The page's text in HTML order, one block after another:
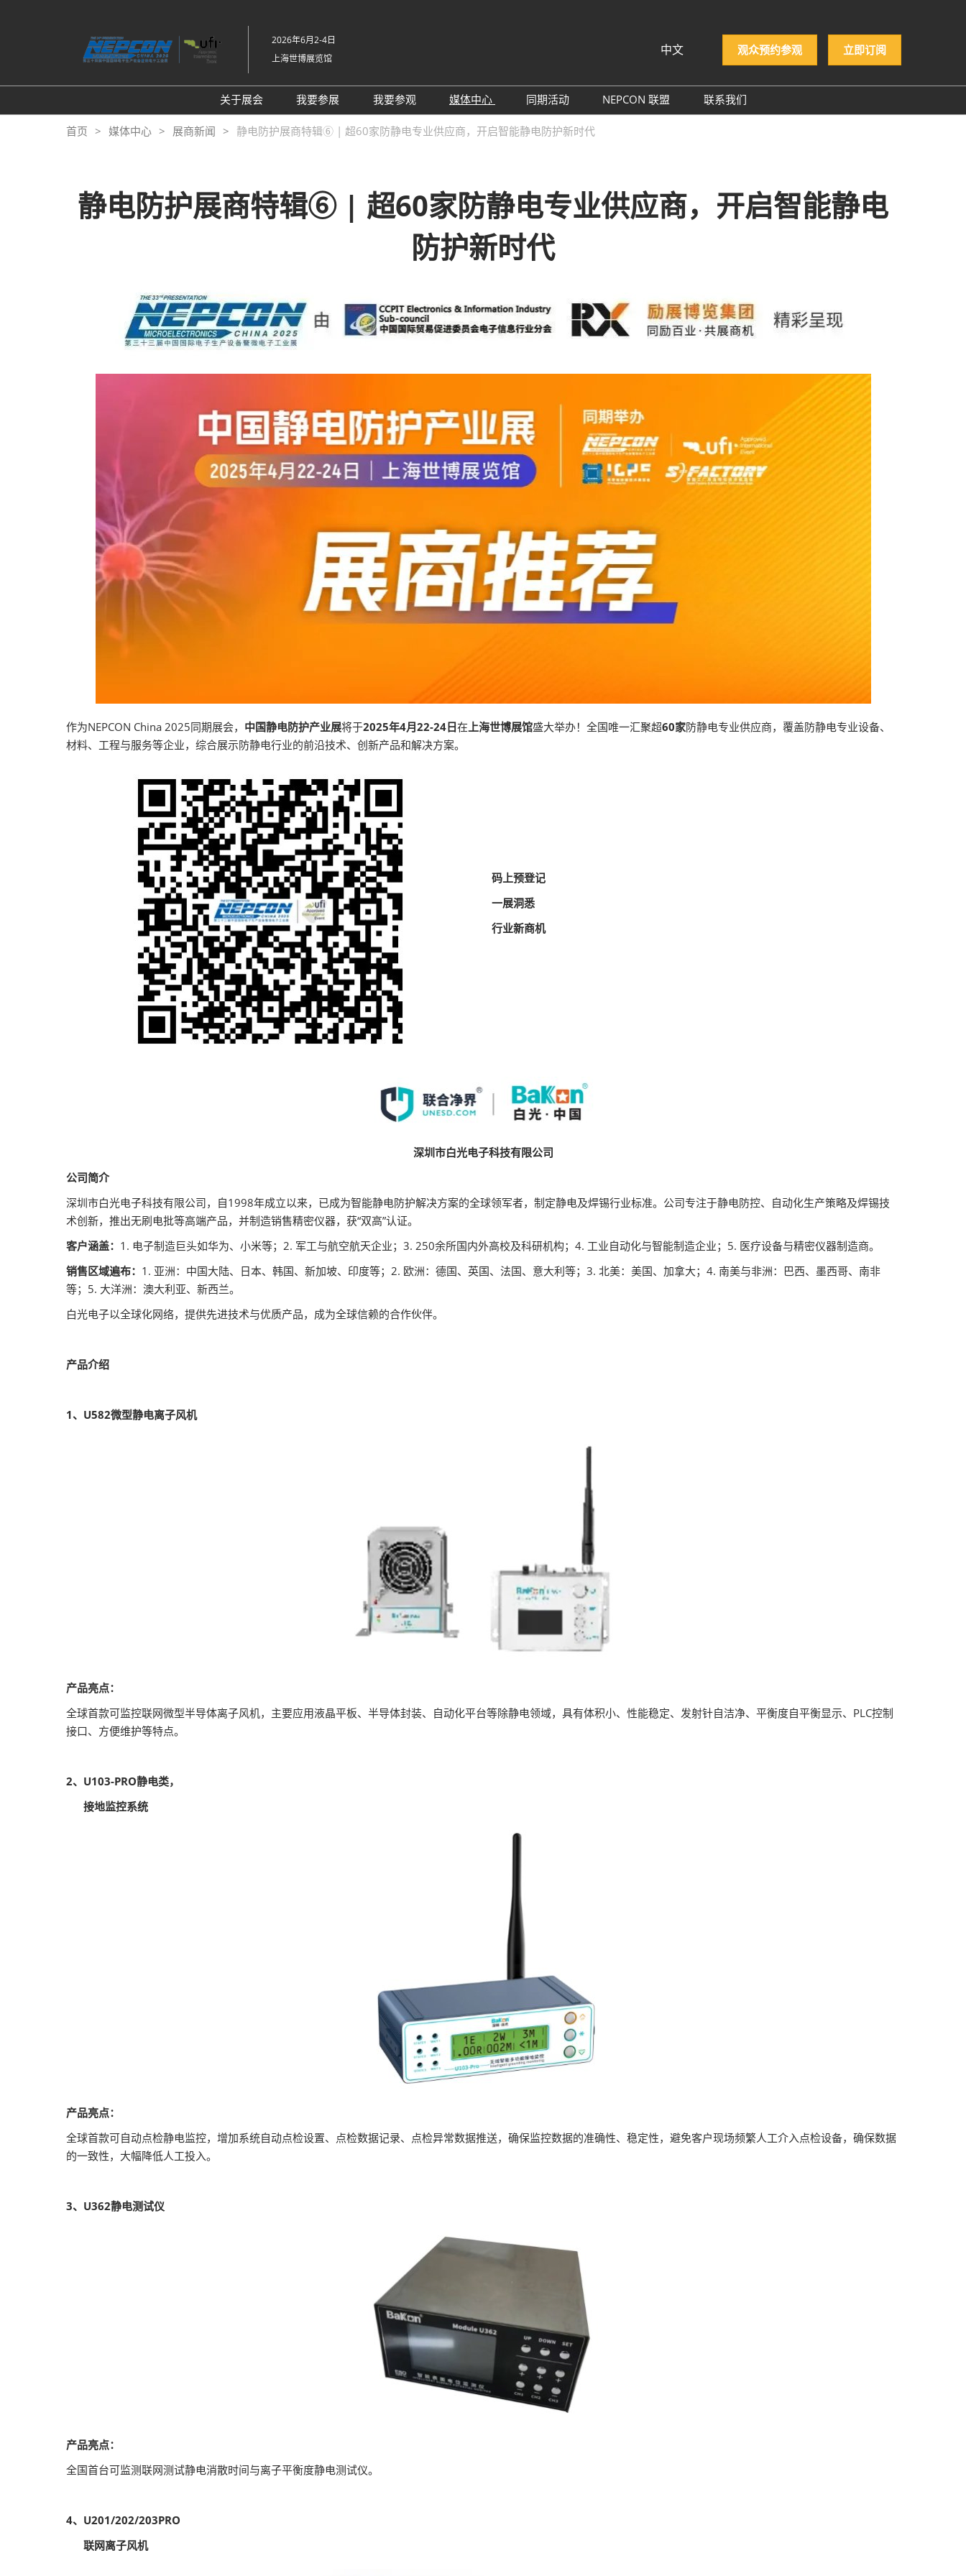
容
2026年6月2-4日
上海世博展览馆
中文
English
Tiếng Việt
korean
Русский
观众预约参观 立即订阅
关于展会
展会介绍
展品范围
我要参展
参展申请
参展服务
商贸配对
我要参观
参观预登记
展商名录
观众增值服务
TAP特邀贵宾&商务配对服务
媒体中心
行业新闻
合作媒体
同期活动
同期活动议程
国际交流活动
NEPCON 联盟
联系我们
首页 媒体中心 展商新闻 静电防护展商特辑⑥ | 超60家防静电专业供应商，开启智能静电防护新时代
静电防护展商特辑⑥ | 超60家防静电专业供应商，开启智能静电
防护新时代
作为NEPCON China 2025同期展会， 中国静电防护产业展将于2025年4月22-24日在 上海世博展馆盛大举办！全国唯一汇聚超60家防静电专业供应商，覆盖防静电专业设备、
材料、工程与服务等企业，综合展示防静电行业的前沿技术、创新产品和解决方案。
码上预登记
一展洞悉
行业新商机
深圳市白光电子科技有限公司
公司简介
深圳市白光电子科技有限公司，自1998年成立以来，已成为智能静电防护解决方案的全球领军者，制定静电及焊锡行业标准。公司专注于静电防控、自动化生产策略及焊锡技
术创新，推出无刷电批等高端产品，并制造销售精密仪器，获“双高”认证。
客户涵盖： 1. 电子制造巨头如华为、小米等；2. 军工与航空航天企业；3. 250余所国内外高校及科研机构；4. 工业自动化与智能制造企业；5. 医疗设备与精密仪器制造商。
销售区域遍布： 1. 亚洲：中国大陆、日本、韩国、新加坡、印度等；2. 欧洲：德国、英国、法国、意大利等；3. 北美：美国、加拿大；4. 南美与非洲：巴西、墨西哥、南非
等；5. 大洋洲：澳大利亚、新西兰。
白光电子以全球化网络，提供先进技术与优质产品，成为全球信赖的合作伙伴。
产品介绍
1、U582微型静电离子风机
产品亮点：
全球首款可监控联网微型半导体离子风机，主要应用液晶平板、半导体封装、自动化平台等除静电领域，具有体积小、性能稳定、发射针自洁净、平衡度自平衡显示、PLC控制
接口、方便维护等特点。
2、U103-PRO静电类，
接地监控系统
产品亮点：
全球首款可自动点检静电监控，增加系统自动点检设置、点检数据记录、点检异常数据推送，确保监控数据的准确性、稳定性，避免客户现场频繁人工介入点检设备，确保数据
的一致性，大幅降低人工投入。
3、U362静电测试仪
产品亮点：
全国首台可监测联网测试静电消散时间与离子平衡度静电测试仪。
4、U201/202/203PRO
联网离子风机